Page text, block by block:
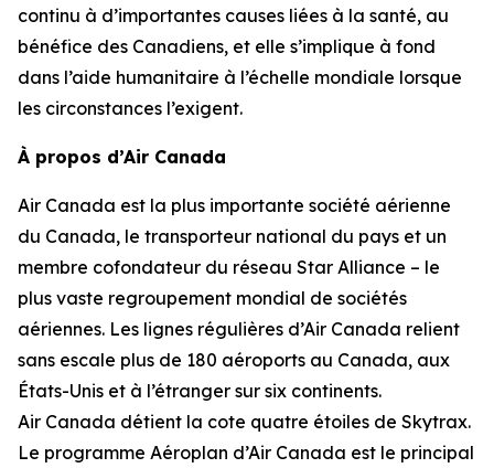
continu à d’importantes causes liées à la santé, au
bénéfice des Canadiens, et elle s’implique à fond
dans l’aide humanitaire à l’échelle mondiale lorsque
les circonstances l’exigent.
À propos d’Air Canada
Air Canada est la plus importante société aérienne
du Canada, le transporteur national du pays et un
membre cofondateur du réseau Star Alliance – le
plus vaste regroupement mondial de sociétés
aériennes. Les lignes régulières d’Air Canada relient
sans escale plus de 180 aéroports au Canada, aux
États-Unis et à l’étranger sur six continents.
Air Canada détient la cote quatre étoiles de Skytrax.
Le programme Aéroplan d’Air Canada est le principal